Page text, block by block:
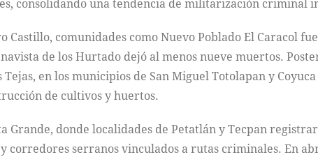
consolidando una tendencia de militarización criminal
comunidades como Nuevo Poblado El Caracol
de los Hurtado dejó al menos nueve muertos.
en los municipios de San Miguel Totolapan y
de cultivos y huertos.
Grande, donde localidades de Petatlán y Tecpan
serranos vinculados a rutas criminales. En